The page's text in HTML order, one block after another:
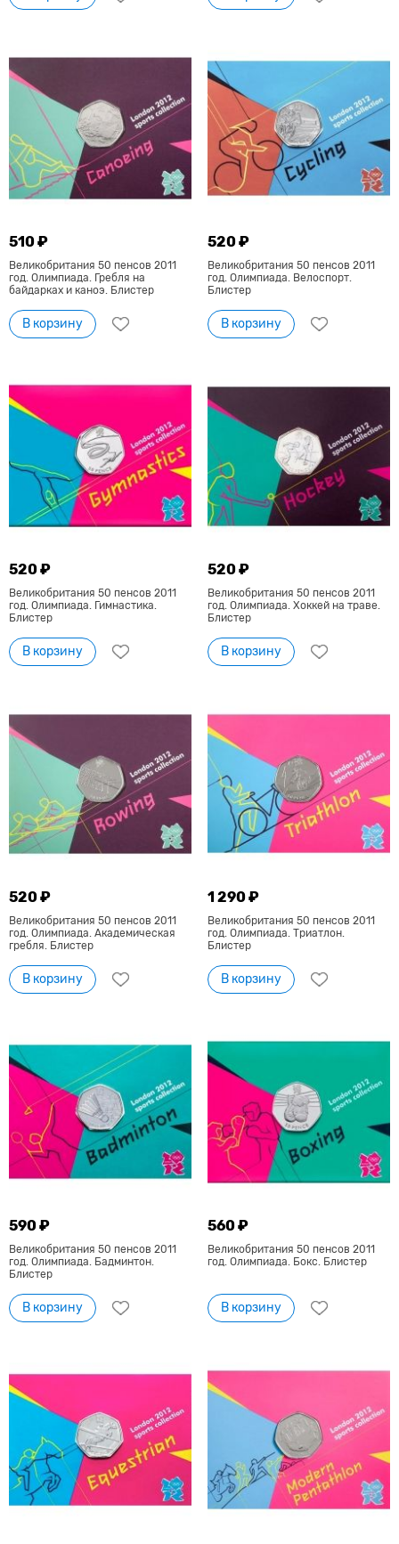
510 ₽
Великобритания 50 пенсов 2011
год. Олимпиада. Гребля на
байдарках и каноэ. Блистер
В корзину
520 ₽
Великобритания 50 пенсов 2011
год. Олимпиада. Велоспорт.
Блистер
В корзину
520 ₽
Великобритания 50 пенсов 2011
год. Олимпиада. Гимнастика.
Блистер
В корзину
520 ₽
Великобритания 50 пенсов 2011
год. Олимпиада. Хоккей на траве.
Блистер
В корзину
520 ₽
Великобритания 50 пенсов 2011
год. Олимпиада. Академическая
гребля. Блистер
В корзину
1 290 ₽
Великобритания 50 пенсов 2011
год. Олимпиада. Триатлон.
Блистер
В корзину
590 ₽
Великобритания 50 пенсов 2011
год. Олимпиада. Бадминтон.
Блистер
В корзину
560 ₽
Великобритания 50 пенсов 2011
год. Олимпиада. Бокс. Блистер
В корзину